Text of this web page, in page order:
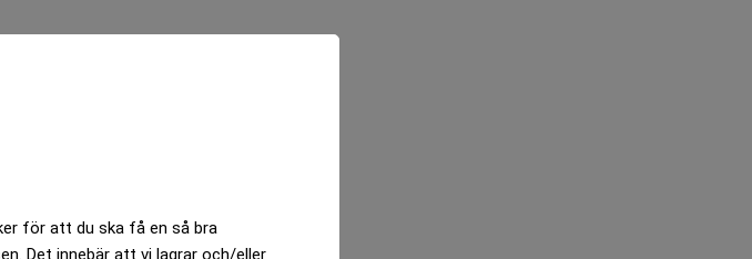
för att du ska få en så bra
Det innebär att vi lagrar och/eller